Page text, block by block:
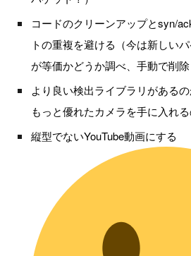
コードのクリーンアップとsyn/
トの重複を避ける（今は新しい
が等価かどうか調べ、手動で削除
より良い検出ライブラリがある
もっと優れたカメラを手に入れる
縦型でないYouTube動画にする